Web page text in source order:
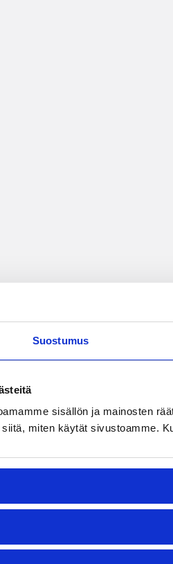
Suostumus
sisällön ja mainosten
miten käytät sivustoamme.